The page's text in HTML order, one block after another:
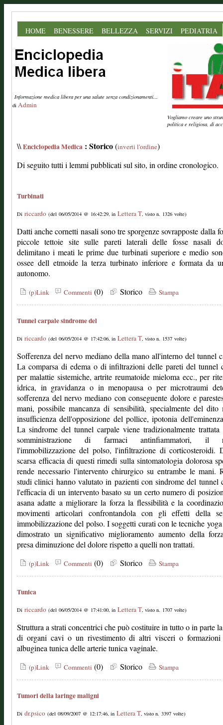
HOME BENESSERE BELLEZZA SERVIZI PEDIATRIA
Informazione medica libera per una salute senza condizionamenti...
di Admin
Vogliamo creare uno
politica e religiosa, di
\\Enciclopedia Medica : Storico(inverti l'ordine)
Di seguito tutti i lemmi pubblicati sul sito, in ordine cronologico.
Turbinati
Di riccardo (del 06/05/2014 @ 16:42:29, in Lettera T, visto n. 1326 volte)
Datti anche cornetti nasali sono tre sporgenze sovrapposte dalla
piccole tettoie site sulle pareti laterali delle fosse nasali
delimitano i meati le prime due turbinati superiore e medio
ossee dell etmoide la terza turbinato inferiore e formata da
autonomo.
(p)Link Commenti (0) Storico Stampa
Tunnel carpale sindrome del
Di riccardo (del 06/05/2014 @ 17:42:06, in Lettera T, visto n. 1537 volte)
Sofferenza del nervo mediano della mano all'interno del tunnel
La comparsa di edema o di infiltrazioni delle pareti del tunnel
per malattie sistemiche, artrite reumatoide mieloma ecc., per
idrica, in gravidanza o in menopausa o per microtraumi
sofferenza del nervo mediano con conseguente dolore e
mani, possibile mancanza di sensibilità, specialmente del dito
insufficienza dell'opposizione del pollice, ipotonia
La sindrome del tunnel carpale viene tradizionalmente
somministrazione di farmaci antinfiammatori, il
l'immobilizzazione del polso, l'infiltrazione di corticosteroidi.
scarsa efficacia di questi rimedi sulla sintomatologia dolorosa
rende necessario l'intervento chirurgico su entrambe le mani.
studi clinici hanno valutato in pazienti con sindrome del tunnel
l'efficacia di un intervento basato su un certo numero di
asana adatte a migliorare la forza la flessibilità e la
movimenti articolari confrontandola con gli effetti della
immobilizzazione del polso. I soggetti curati con le tecniche
dimostrato un significativo miglioramento aumento della
presa diminuzione del dolore rispetto a quelli non trattati.
(p)Link Commenti (0) Storico Stampa
Tunica
Di riccardo (del 06/05/2014 @ 17:41:00, in Lettera T, visto n. 1707 volte)
Struttura a strati concentrici che può costituire in tutto o in parte
di organi cavi o un rivestimento di altri visceri o formazioni
albuginea tunica delle arterie tunica vaginale.
(p)Link Commenti (0) Storico Stampa
Tumori della laringe maligni
Di dr.psico (del 08/09/2007 @ 12:17:46, in Lettera T, visto n. 3397 volte)